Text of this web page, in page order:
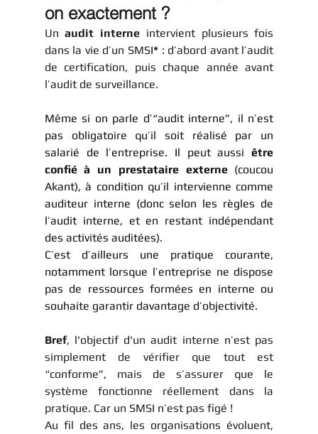
on exactement ?
Un audit interne intervient plusieurs fois
dans la vie d’un SMSI* : d’abord avant l’audit
de certification, puis chaque année avant
l’audit de surveillance.
Même si on parle d’“audit interne”, il n’est
pas obligatoire qu’il soit réalisé par un
salarié de l’entreprise. Il peut aussi être
confié à un prestataire externe (coucou
Akant), à condition qu’il intervienne comme
auditeur interne (donc selon les règles de
l’audit interne, et en restant indépendant
des activités auditées).
C’est d’ailleurs une pratique courante,
notamment lorsque l’entreprise ne dispose
pas de ressources formées en interne ou
souhaite garantir davantage d’objectivité.
Bref, l'objectif d'un audit interne n’est pas
simplement de vérifier que tout est
“conforme”, mais de s’assurer que le
système fonctionne réellement dans la
pratique. Car un SMSI n’est pas figé !
Au fil des ans, les organisations évoluent,